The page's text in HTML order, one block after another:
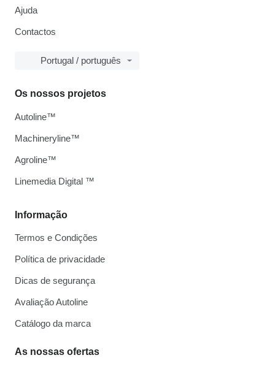
Ajuda
Contactos
Portugal / português
Informação
Termos e Condições
Política de privacidade
Dicas de segurança
Avaliação Autoline
Catálogo da marca
As nossas ofertas
Os nossos projetos
Autoline™
Machineryline™
Agroline™
Linemedia Digital ™